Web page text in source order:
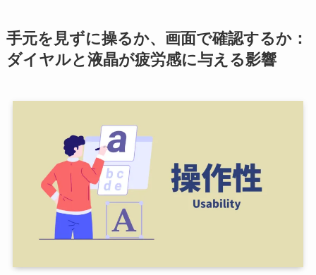
手元を見ずに操るか、画面で確認するか：
ダイヤルと液晶が疲労感に与える影響